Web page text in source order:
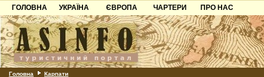
ГОЛОВНА
УКРАЇНА
Карпати
Азов
Причорноморря
Шацьк
ЄВРОПА
Чорногорія
Хорватія
Болгарія
ЧАРТЕРИ
ПРО НАС
Контакти
Партнерам
Додати готель
Головна Карпати